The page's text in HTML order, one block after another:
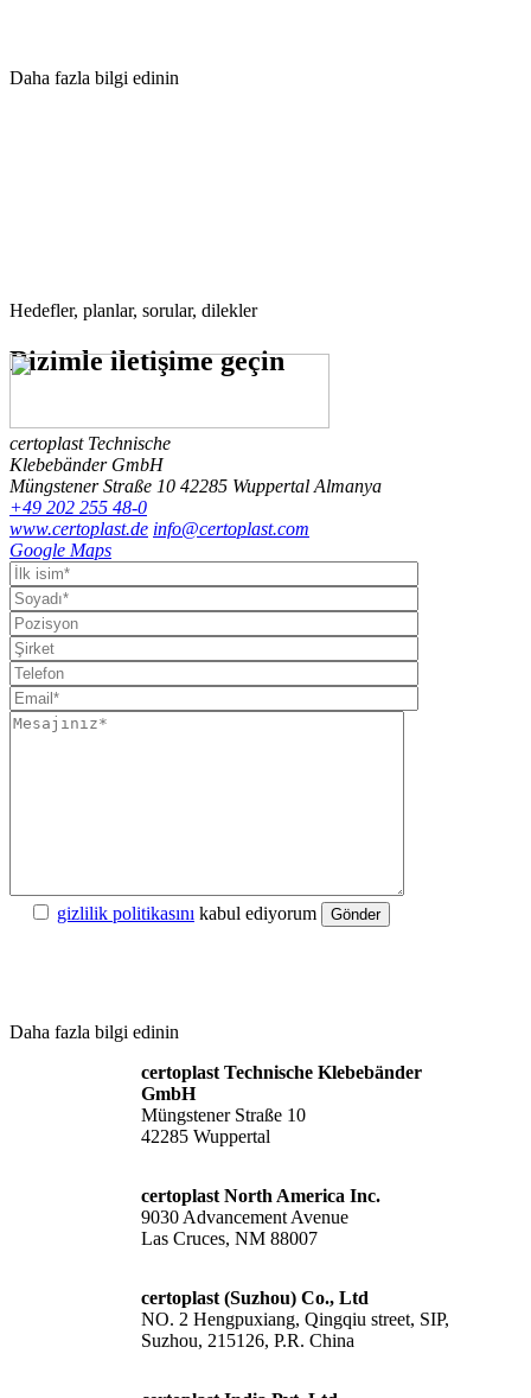
Daha fazla bilgi edinin
Hedefler, planlar, sorular, dilekler
Bizimleiletişime geçin
certoplast Technische
Klebebänder GmbH
Müngstener Straße 10 42285 Wuppertal Almanya
+49 202 255 48-0
www.certoplast.de info@certoplast.com
Google Maps
gizlilik politikasını kabul ediyorum Gönder
Daha fazla bilgi edinin
certoplast Technische Klebebänder
GmbH
Müngstener Straße 10
42285 Wuppertal
certoplast North America Inc.
9030 Advancement Avenue
Las Cruces, NM 88007
certoplast (Suzhou) Co., Ltd
NO. 2 Hengpuxiang, Qingqiu street, SIP,
Suzhou, 215126, P.R. China